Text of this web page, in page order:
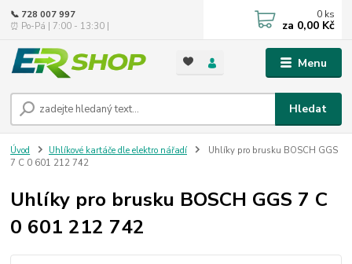
Menu
Hledat
📞 728 007 997
⏰ Po-Pá | 7:00 - 13:30 |
0 ks
za 0,00 Kč
Úvod Uhlíkové kartáče dle elektro nářadí
Uhlíky pro brusku BOSCH GGS
7 C 0 601 212 742
Uhlíky pro brusku BOSCH GGS 7 C
0 601 212 742